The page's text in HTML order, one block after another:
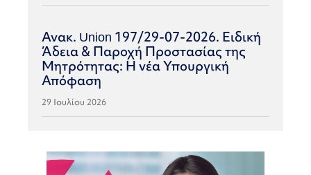
Ανακ. Union 197/29-07-2026. Ειδική
Άδεια & Παροχή Προστασίας της
Μητρότητας: Η νέα Υπουργική
Απόφαση
29 Ιουλίου 2026